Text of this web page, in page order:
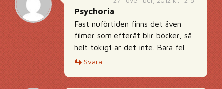
Psychoria
Fast nuförtiden finns det även
filmer som efteråt blir böcker, så
helt tokigt är det inte. Bara fel.
Svara